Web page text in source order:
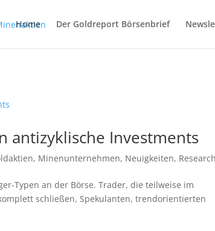
Home
Der Goldreport Börsenbrief
antizyklische Investments
, Minenunternehmen, Neuigkeiten,
Typen an der Börse. Trader, die teilweise im
schließen, Spekulanten, trendorientierten